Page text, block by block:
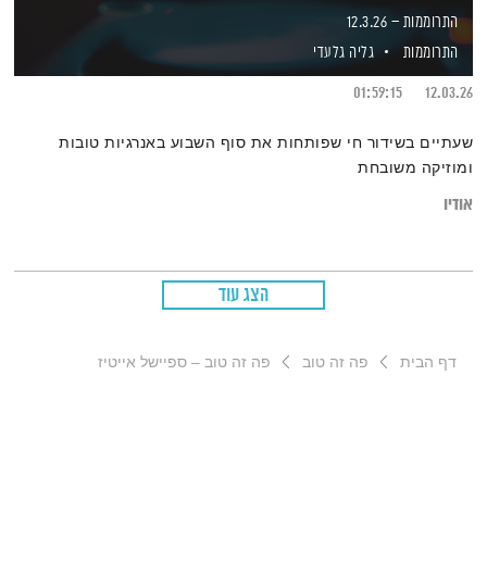
התרוממות – 12.3.26
התרוממות
גליה גלעדי
12.03.26
01:59:15
שעתיים בשידור חי שפותחות את סוף השבוע באנרגיות טובות
ומוזיקה משובחת
אודיו
הצג עוד
דף הבית פה זה טוב פה זה טוב – ספיישל אייטיז